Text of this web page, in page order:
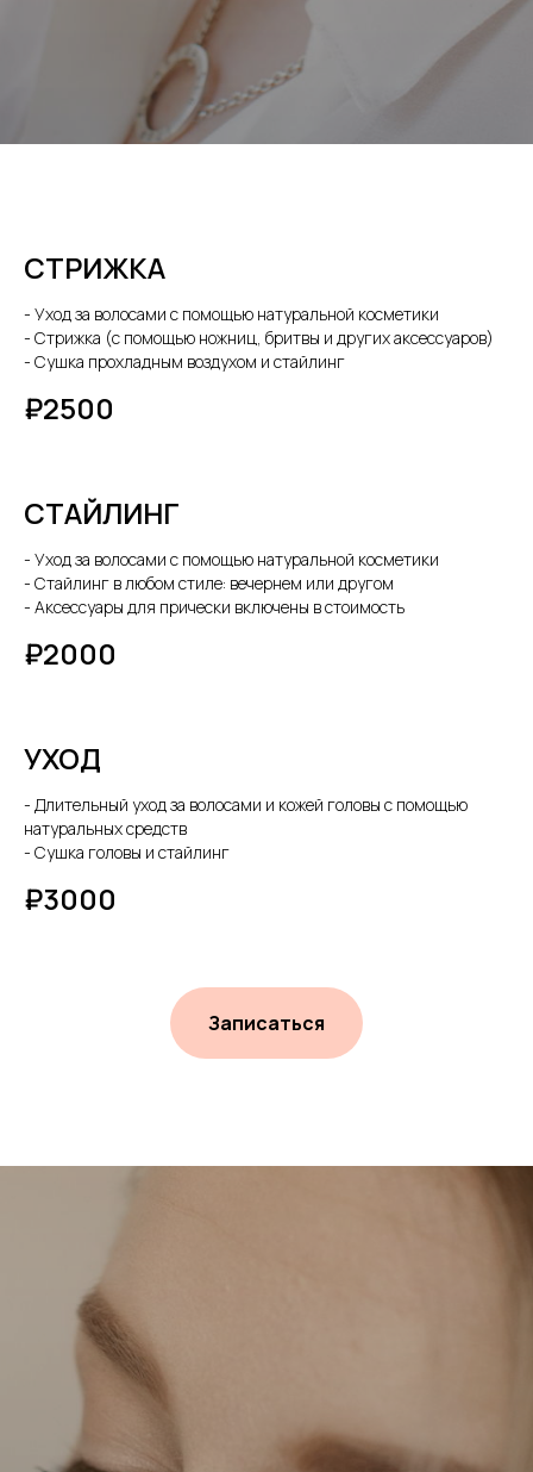
СТРИЖКА
- Уход за волосами с помощью натуральной косметики
- Стрижка (с помощью ножниц, бритвы и других аксессуаров)
- Сушка прохладным воздухом и стайлинг
₽2500
СТАЙЛИНГ
- Уход за волосами с помощью натуральной косметики
- Стайлинг в любом стиле: вечернем или другом
- Аксессуары для прически включены в стоимость
₽2000
УХОД
- Длительный уход за волосами и кожей головы с помощью
натуральных средств
- Сушка головы и стайлинг
₽3000
Записаться